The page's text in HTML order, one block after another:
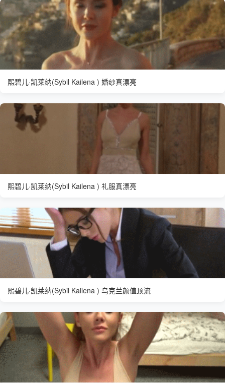
熙碧儿·凯莱纳(Sybil Kailena ) 婚纱真漂亮
熙碧儿·凯莱纳(Sybil Kailena ) 礼服真漂亮
熙碧儿·凯莱纳(Sybil Kailena ) 乌克兰颜值顶流